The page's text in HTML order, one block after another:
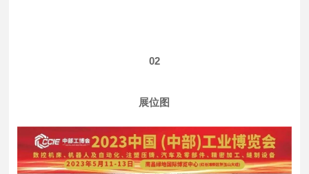
02
展位图